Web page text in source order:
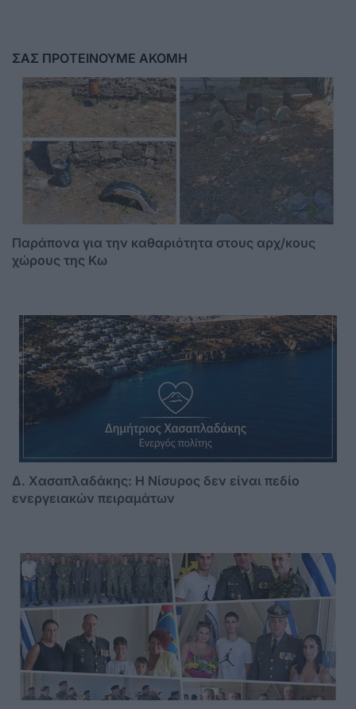
ΣΑΣ ΠΡΟΤΕΙΝΟΥΜΕ ΑΚΟΜΗ
Παράπονα για την καθαριότητα στους αρχ/κους
χώρους της Κω
Δ. Χασαπλαδάκης: Η Νίσυρος δεν είναι πεδίο
ενεργειακών πειραμάτων